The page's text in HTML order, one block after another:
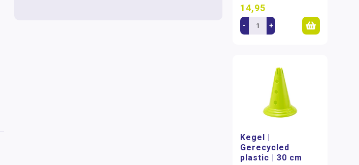
14,95
- +
Kegel |
Gerecycled
plastic | 30 cm